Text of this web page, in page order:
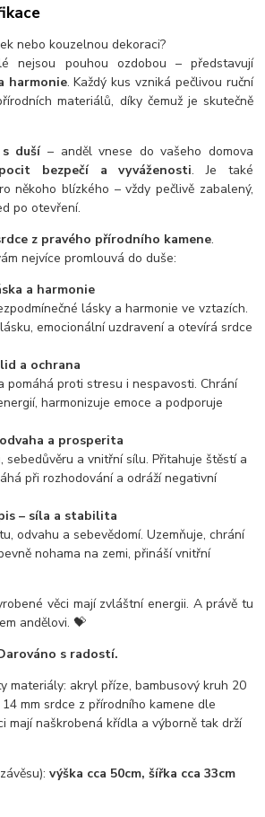
nebo kouzelnou dekoraci?
nejsou pouhou ozdobou – představují
harmonie. Každý kus vzniká pečlivou ruční
materiálů, díky čemuž je skutečně
duší– anděl vnese do vašeho domova
bezpečí a vyváženosti. Je také
někoho blízkého – vždy pečlivě zabalený,
po otevření.
z pravého přírodního kamene.
nejvíce promlouvá do duše:
a harmonie
lásky a harmonie ve vztazích.
emocionální uzdravení a otevírá srdce
a ochrana
pomáhá proti stresu i nespavosti. Chrání
harmonizuje emoce a podporuje
a prosperita
sebedůvěru a vnitřní sílu. Přitahuje štěstí a
při rozhodování a odráží negativní
– síla a stabilita
odvahu a sebevědomí. Uzemňuje, chrání
nohama na zemi, přináší vnitřní
věci mají zvláštní energii. A právě tu
andělovi. 💝
s radostí.
materiály: akryl příze, bambusový kruh 20
mm srdce z přírodního kamene dle
mají naškrobená křídla a výborně tak drží
výška cca 50cm, šířka cca 33cm